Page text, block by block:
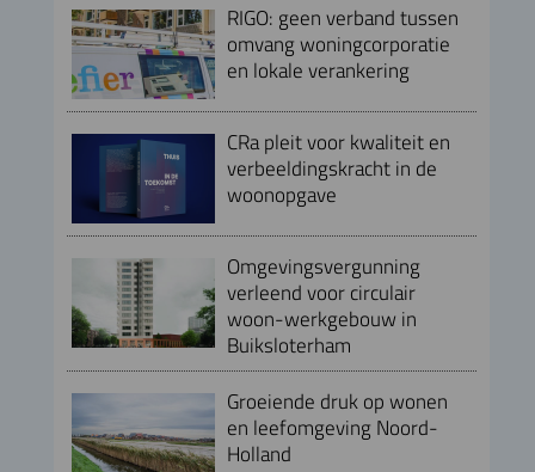
RIGO: geen verband tussen
omvang woningcorporatie
en lokale verankering
CRa pleit voor kwaliteit en
verbeeldingskracht in de
woonopgave
Omgevingsvergunning
verleend voor circulair
woon-werkgebouw in
Buiksloterham
Groeiende druk op wonen
en leefomgeving Noord-
Holland